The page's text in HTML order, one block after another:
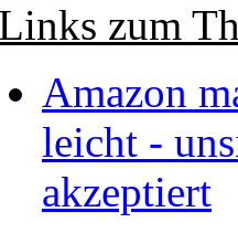
Links zum
Amazon
leicht -
akzeptiert